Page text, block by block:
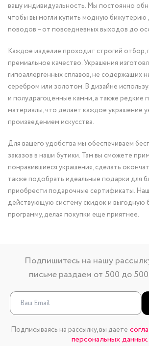
вашу индивидуальность. Мы постоянно
чтобы вы могли купить модную бижутерию
поводов – от повседневных выходов до
Каждое изделие проходит строгий отбор,
премиальное качество. Украшения
гипоаллергенных сплавов, не содержащих
серебром или золотом. В дизайне
и полудрагоценные камни, а также редкие
материалы, что делает каждое украшение
произведением искусства.
Для вашего удобства мы обеспечиваем
заказов в наши бутики. Там вы сможете
понравившиеся украшения, сделать
также подобрать идеальные подарки для
приобрести подарочные сертификаты.
действующую систему скидок и выгодную
программу, делая покупки еще приятнее.
Подпишитесь на нашу
письме раздаем от 500 до
Подписываясь на рассылку, вы даете
персональных данных.